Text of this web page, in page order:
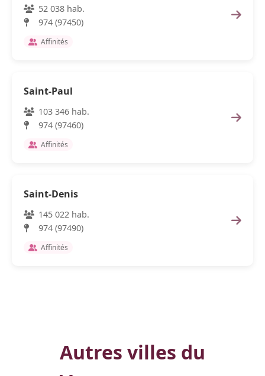
52 038 hab.
974 (97450)
Affinités
Saint-Paul
103 346 hab.
974 (97460)
Affinités
Saint-Denis
145 022 hab.
974 (97490)
Affinités
Autres villes du